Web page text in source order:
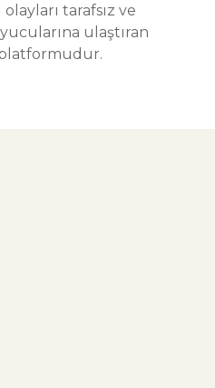
tarafsız ve
ulaştıran